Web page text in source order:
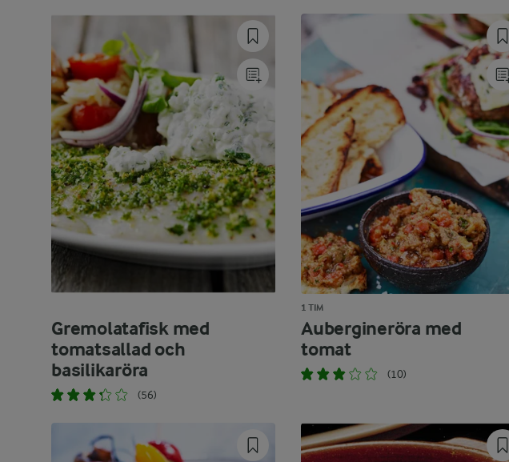
Gremolatafisk med
tomatsallad och
basilikaröra
(56)
1 TIM
Aubergineröra med
tomat
(10)